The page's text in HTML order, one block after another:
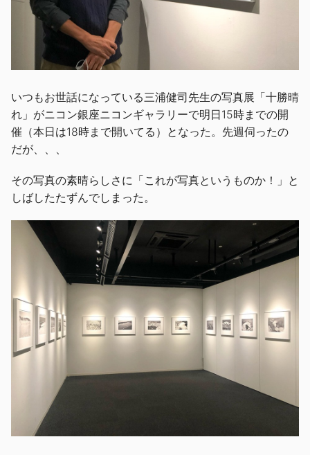
いつもお世話になっている三浦健司先生の写真展「十勝晴
れ」がニコン銀座ニコンギャラリーで明日15時までの開
催（本日は18時まで開いてる）となった。先週伺ったの
だが、、、
その写真の素晴らしさに「これが写真というものか！」と
しばしたたずんでしまった。